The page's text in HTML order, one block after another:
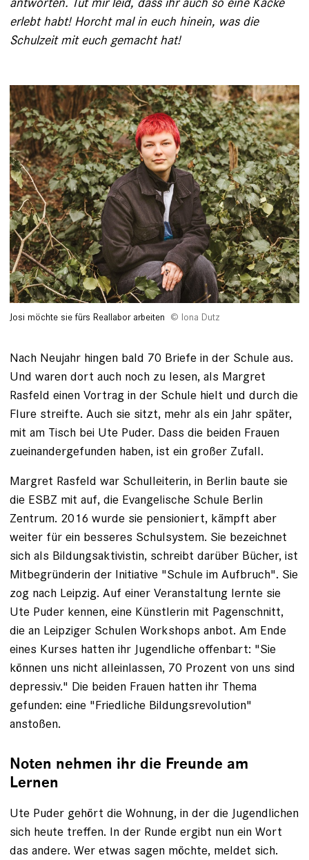
erlebt habt! Horcht mal in euch hinein, was die
Schulzeit mit euch gemacht hat!
Josi möchte sie fürs Reallabor arbeiten Iona Dutz
Nach Neujahr hingen bald 70 Briefe in der Schule aus.
Und ­waren dort auch noch zu lesen, als ­Margret
Rasfeld einen Vortrag in der ­Schule hielt und durch die
Flure streifte. Auch sie sitzt, mehr als ein Jahr später,
mit am Tisch bei Ute Puder. Dass die beiden Frauen
zueinandergefunden haben, ist ein großer Zufall.
Margret Rasfeld war ­Schulleiterin, in Berlin baute sie
die ESBZ mit auf, die Evangelische Schule Berlin
Zentrum. 2016 wurde sie pensioniert, kämpft aber
weiter für ein besseres Schul­system. Sie bezeichnet
sich als Bildungsaktivistin, schreibt darüber Bücher, ist
Mitbegründerin der Initiative "Schule im Aufbruch". Sie
zog nach Leipzig. Auf ­einer Veranstaltung lernte sie
Ute Puder kennen, eine Künstlerin mit Pagenschnitt,
die an ­Leipziger Schulen Workshops anbot. Am Ende
eines Kurses hatten ihr Jugendliche ­offenbart: "Sie
können uns nicht alleinlassen, 70 Prozent von uns sind
­depressiv." Die beiden Frauen hatten ihr Thema
gefunden: eine "Friedliche ­Bildungsrevolution"
anstoßen.
Noten nehmen ihr die Freunde am
Lernen
Ute Puder gehört die Wohnung, in der die Jugendlichen
sich heute treffen. In der Runde ergibt nun ein Wort
das andere. Wer etwas sagen möchte, meldet sich.